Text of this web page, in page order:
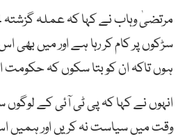
سڑکوں پر کام کر رہا ہے اور میں
ہوں تاکہ ان کو بتا سکوں کہ
انہوں نے کہا کہ پی ٹی آئی کے
وقت میں سیاست نہ کریں اور